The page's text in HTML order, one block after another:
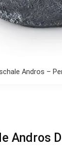
Andros –
Andros